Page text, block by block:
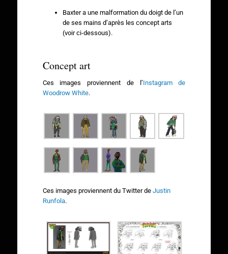
Baxter a une malformation du doigt de l’un
de ses mains d’après les concept arts
(voir ci-dessous).
Concept art
Ces images proviennent de l’Instagram de
Woodrow White.
Ces images proviennent du Twitter de Justin
Runfola.